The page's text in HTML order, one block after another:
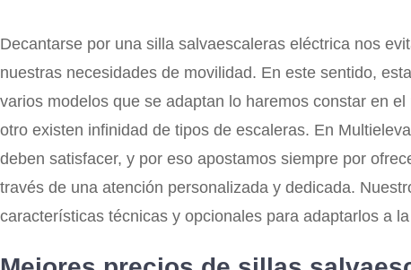
Decantarse por una silla salvaescaleras eléctrica nos
nuestras necesidades de movilidad. En este sentido,
varios modelos que se adaptan lo haremos constar en
otro existen infinidad de tipos de escaleras. En
deben satisfacer, y por eso apostamos siempre por
través de una atención personalizada y dedicada.
características técnicas y opcionales para adaptarlos a